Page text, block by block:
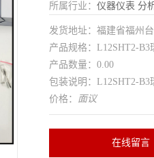
所属行业： 仪器仪表 分
发货地址：福建省福州
产品规格：L12SHT2-
产品数量：0.00
包装说明：L12SHT2-B3
价格： 面议
在线留言